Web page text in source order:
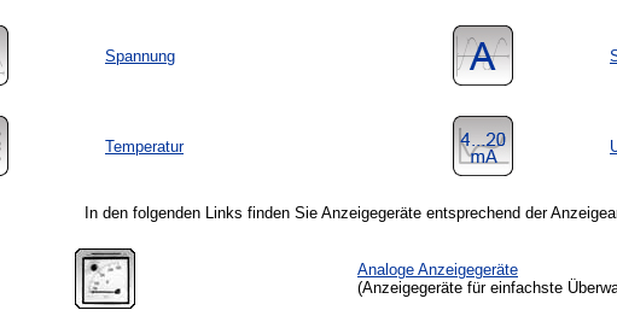
Spannung
Temperatur
In den folgenden Links finden Sie Anzeigegeräte entsprechend der
Analoge Anzeigegeräte
(Anzeigegeräte für einfachste